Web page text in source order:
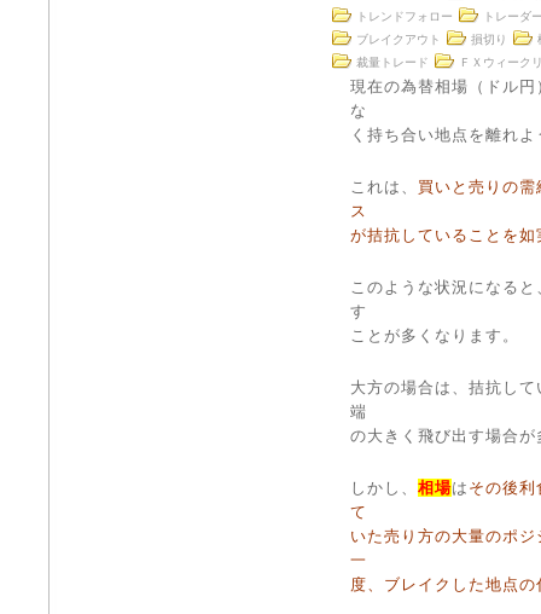
トレンドフォロー
トレーダ
ブレイクアウト
損切り
裁量トレード
ＦＸウィーク
現在の為替相場（ドル
な
く持ち合い地点を離れ
これは、 買いと売りの
ス
が拮抗していることを
このような状況になる
す
ことが多くなります。
大方の場合は、拮抗し
端
の大きく飛び出す場合
しかし、 相場は その後
て
いた売り方の大量のポ
一
度、ブレイクした地点